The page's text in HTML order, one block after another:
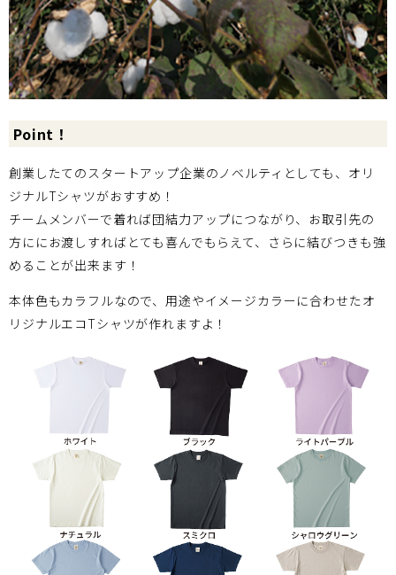
Point！
創業したてのスタートアップ企業のノベルティとしても、オリ
ジナルTシャツがおすすめ！
チームメンバーで着れば団結力アップにつながり、お取引先の
方ににお渡しすればとても喜んでもらえて、さらに結びつきも強
めることが出来ます！
本体色もカラフルなので、用途やイメージカラーに合わせたオ
リジナルエコTシャツが作れますよ！